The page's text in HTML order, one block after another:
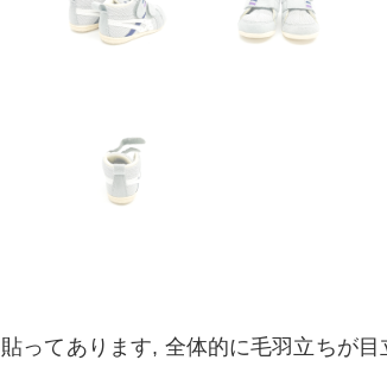
ってあります, 全体的に毛羽立ちが目